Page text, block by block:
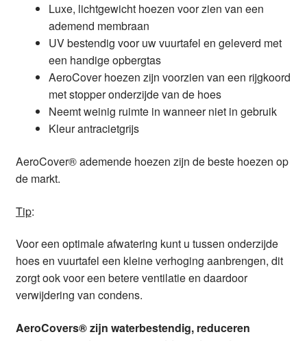
Luxe, lichtgewicht hoezen voor zien van een
ademend membraan
UV bestendig voor uw vuurtafel en geleverd met
een handige opbergtas
AeroCover hoezen zijn voorzien van een rijgkoord
met stopper onderzijde van de hoes
Neemt weinig ruimte in wanneer niet in gebruik
Kleur antracietgrijs
AeroCover® ademende hoezen zijn de beste hoezen op
de markt.
Tip:
Voor een optimale afwatering kunt u tussen onderzijde
hoes en vuurtafel een kleine verhoging aanbrengen, dit
zorgt ook voor een betere ventilatie en daardoor
verwijdering van condens.
AeroCovers® zijn waterbestendig, reduceren